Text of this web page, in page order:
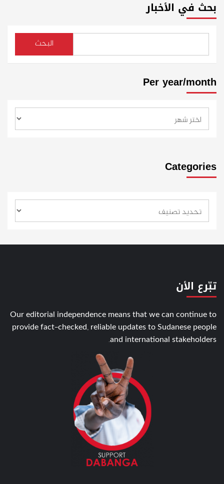
بحث في الأخبار
البحث
Per year/month
Categories
تبّرع الأن
Our editorial independence means that we can continue to
provide fact-checked, reliable updates to Sudanese people
and international stakeholders.